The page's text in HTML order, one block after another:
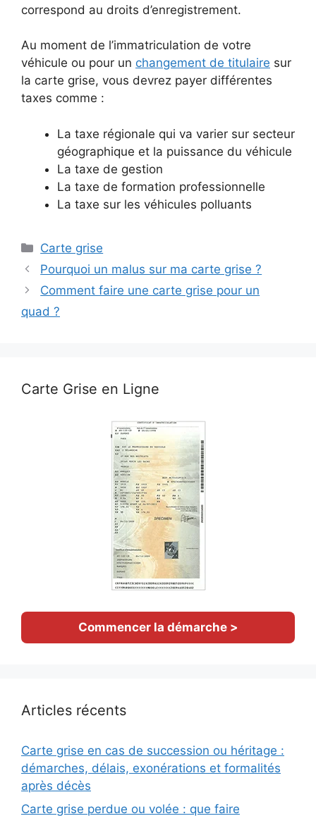
correspond au droits d’enregistrement.
Au moment de l’immatriculation de votre
véhicule ou pour un changement de titulaire sur
la carte grise, vous devrez payer différentes
taxes comme :
La taxe régionale qui va varier sur secteur
géographique et la puissance du véhicule
La taxe de gestion
La taxe de formation professionnelle
La taxe sur les véhicules polluants
Catégories
Carte grise
Pourquoi un malus sur ma carte grise ?
Comment faire une carte grise pour un
quad ?
Carte Grise en Ligne
Commencer la démarche >
Articles récents
Carte grise en cas de succession ou héritage :
démarches, délais, exonérations et formalités
après décès
Carte grise perdue ou volée : que faire